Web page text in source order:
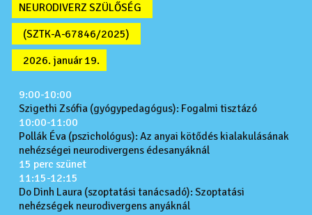
NEURODIVERZ SZÜLŐSÉG
(SZTK-A-67846/2025)
2026. január 19.
9:00-10:00
Szigethi Zsófia (gyógypedagógus): Fogalmi tisztázó
10:00-11:00
Pollák Éva (pszichológus): Az anyai kötődés kialakulásának
nehézségei neurodivergens édesanyáknál
15 perc szünet
11:15-12:15
Do Dinh Laura (szoptatási tanácsadó): Szoptatási
nehézségek neurodivergens anyáknál